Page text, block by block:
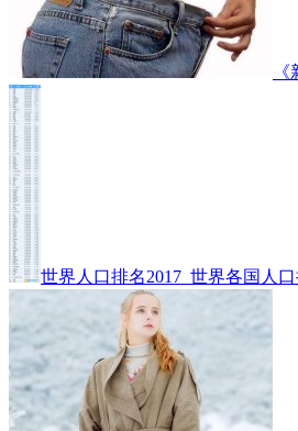
世界人口排名2017_世界各国人口